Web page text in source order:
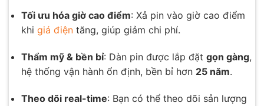
Tối ưu hóa giờ cao điểm: Xả pin vào giờ cao điểm
khi giá điệntăng, giúp giảm chi phí.
Thẩm mỹ & bền bỉ: Dàn pin được lắp đặt gọn gàng,
hệ thống vận hành ổn định, bền bỉ hơn 25 năm.
Theo dõi real-time: Bạn có thể theo dõi sản lượng